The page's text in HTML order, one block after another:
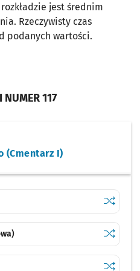
NUMER 117
(Cmentarz I)
Sprawdź
Leśnica
Sprawdź
życzenie Sprawdź
Rubczaka
jest średnim
Rzeczywisty czas
podanych wartości.